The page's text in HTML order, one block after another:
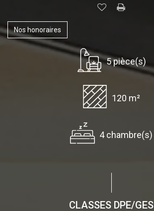
Nos honoraires
5 pièce(s)
120 m²
4 chambre(s)
CLASSES DPE/GES